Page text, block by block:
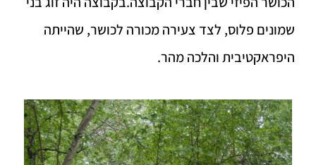
שמונים פלוס, לצד צעירה מכורה לכושר, שהייתה
היפראקטיבית והלכה מהר.